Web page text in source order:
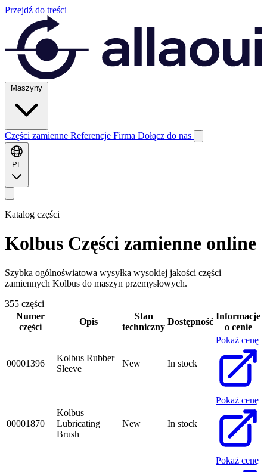
Przejdź do treści
Maszyny
Części zamienne Referencje Firma Dołącz do nas
PL
Katalog części
Kolbus Części zamienne online
Szybka ogólnoświatowa wysyłka wysokiej jakości części
zamiennych Kolbus do maszyn przemysłowych.
355 części
Numer
części
Opis
Stan
techniczny
Dostępność
Informacje
o cenie
00001396
Kolbus Rubber
Sleeve
New In stock
Pokaż cenę
00001870
Kolbus
Lubricating
Brush
New In stock
Pokaż cenę
Pokaż cenę